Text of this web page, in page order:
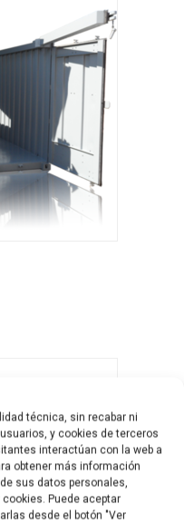
técnica, sin recabar ni
y cookies de terceros
interactúan con la web a
obtener más información
sus datos personales,
Puede aceptar
desde el botón "Ver